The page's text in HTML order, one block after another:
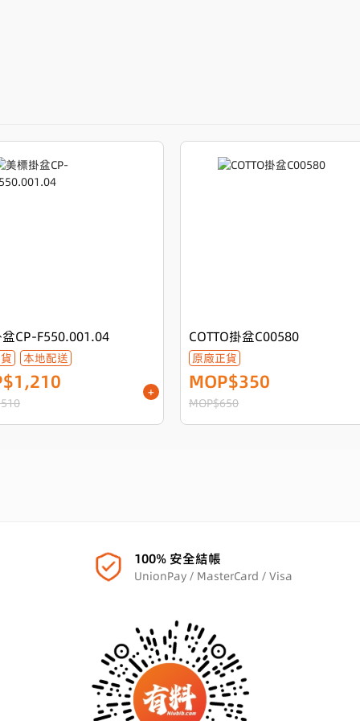
CP-F550.001.04
本地配送
+
COTTO掛盆C00580
原廠正貨
MOP$350
MOP$650
100% 安全結帳
UnionPay / MasterCard / Visa